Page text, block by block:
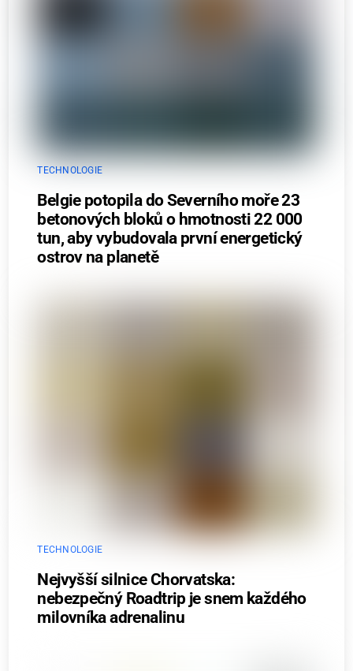
TECHNOLOGIE
Belgie potopila do Severního moře 23
betonových bloků o hmotnosti 22 000
tun, aby vybudovala první energetický
ostrov na planetě
TECHNOLOGIE
Nejvyšší silnice Chorvatska:
nebezpečný Roadtrip je snem každého
milovníka adrenalinu